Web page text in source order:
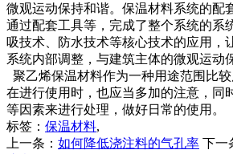
微观运动保持和谐。保温材料系统的配
通过配套工具等，完成了整个系统的系
吸技术、防水技术等核心技术的应用，
系统内部调整，与建筑主体的微观运动
聚乙烯保温材料作为一种用途范围比
在进行使用时，也应当多加的注意，同
等因素来进行处理，做好日常的使用。
标签： 保温材料,
上一条： 如何降低浇注料的气孔率 下一